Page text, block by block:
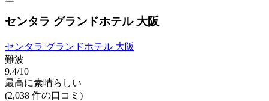
センタラ グランドホテル 大阪
センタラ グランドホテル 大阪
難波
9.4/10
最高に素晴らしい
(2,038 件の口コミ)